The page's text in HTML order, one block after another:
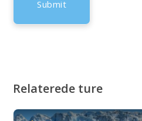
Relaterede ture